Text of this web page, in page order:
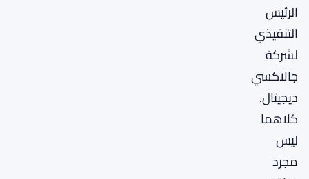
الرئيس
التنفيذي
لشركة
جالاكسي
ديجيتال.
كلاهما
ليس
مجرد